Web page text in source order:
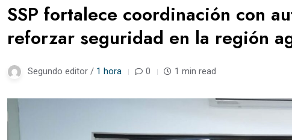
SSP fortalece coordinación con
reforzar seguridad en la región
Segundo editor / 1 hora 0 1 min read